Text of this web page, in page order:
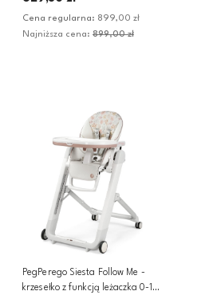
Cena regularna: 899,00 zł
Najniższa cena: 899,00 zł
PegPerego Siesta Follow Me -
krzesełko z funkcją leżaczka 0-15